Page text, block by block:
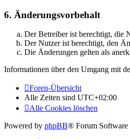
6. Änderungsvorbehalt
Der Betreiber ist berechtigt, die
Der Nutzer ist berechtigt, den
Die Änderungen gelten als
Informationen über den Umgang mit
Foren-Übersicht
Alle Zeiten sind UTC+02:00
Alle Cookies löschen
Powered by phpBB® Forum